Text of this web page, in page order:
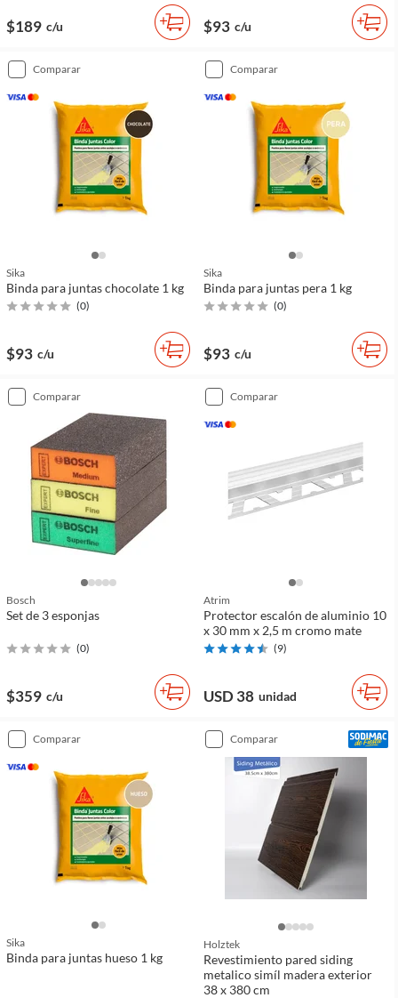
$189 c/u $93 c/u
comparar
Sika
Binda para juntas chocolate 1 kg
(0)
$93 c/u
comparar
Sika
Binda para juntas pera 1 kg
(0)
$93 c/u
comparar
Bosch
Set de 3 esponjas
(0)
$359 c/u
comparar
Atrim
Protector escalón de aluminio 10
x 30 mm x 2,5 m cromo mate
(9)
USD 38 unidad
comparar
Sika
Binda para juntas hueso 1 kg
comparar
Holztek
Revestimiento pared siding
metalico simíl madera exterior
38 x 380 cm